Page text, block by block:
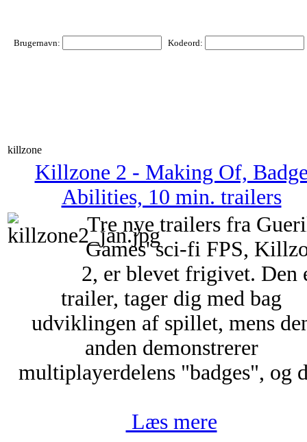
Brugernavn: Kodeord:
killzone
Killzone 2 - Making Of,
Abilities, 10 min. trailers
Tre nye trailers fra
Games' sci-fi FPS,
2, er blevet frigivet. Den
trailer, tager dig med bag
udviklingen af spillet, mens
anden demonstrerer
multiplayerdelens "badges", og
Læs mere